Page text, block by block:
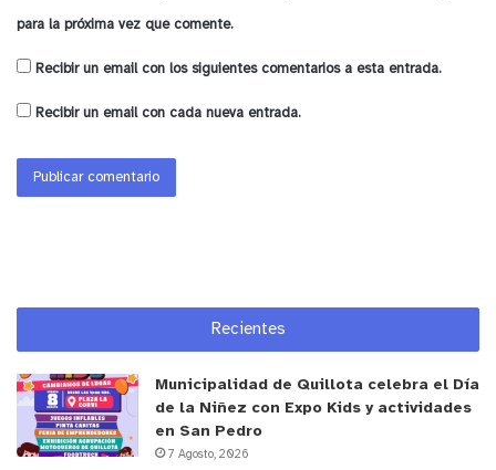
para la próxima vez que comente.
Recibir un email con los siguientes comentarios a esta entrada.
Recibir un email con cada nueva entrada.
Recientes
Municipalidad de Quillota celebra el Día
de la Niñez con Expo Kids y actividades
en San Pedro
7 Agosto, 2026